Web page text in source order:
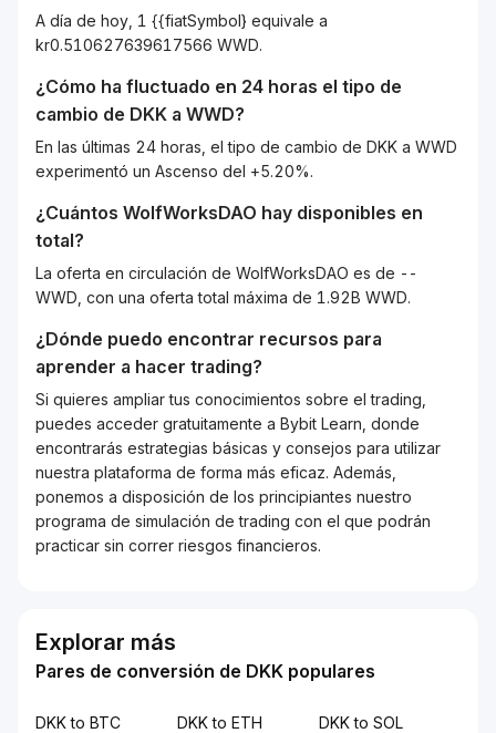
A día de hoy, 1 {{fiatSymbol} equivale a
kr0.510627639617566 WWD.
¿Cómo ha fluctuado en 24 horas el tipo de
cambio de DKK a WWD?
En las últimas 24 horas, el tipo de cambio de DKK a WWD
experimentó un Ascenso del +5.20%.
¿Cuántos WolfWorksDAO hay disponibles en
total?
La oferta en circulación de WolfWorksDAO es de --
WWD, con una oferta total máxima de 1.92B WWD.
¿Dónde puedo encontrar recursos para
aprender a hacer trading?
Si quieres ampliar tus conocimientos sobre el trading,
puedes acceder gratuitamente a Bybit Learn, donde
encontrarás estrategias básicas y consejos para utilizar
nuestra plataforma de forma más eficaz. Además,
ponemos a disposición de los principiantes nuestro
programa de simulación de trading con el que podrán
practicar sin correr riesgos financieros.
Explorar más
Pares de conversión de DKK populares
DKK to BTC DKK to ETH DKK to SOL